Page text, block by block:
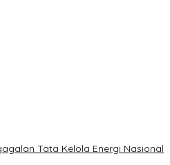
Tata Kelola Energi Nasional